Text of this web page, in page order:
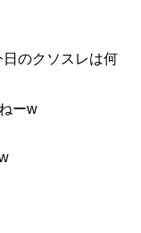
のクソスレは何
ーw